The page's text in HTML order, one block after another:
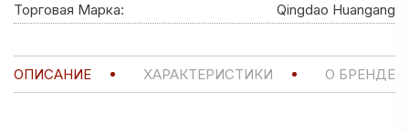
Торговая Марка:
Qingdao Huangang
ОПИСАНИЕ ХАРАКТЕРИСТИКИ О БРЕНДЕ